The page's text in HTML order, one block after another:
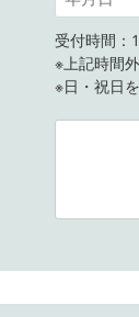
受付時間：
※上記時間
※日・祝日